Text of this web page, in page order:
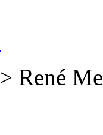
> René